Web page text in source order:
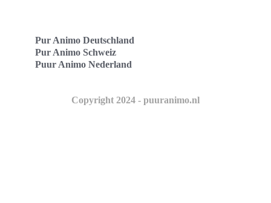
Pur Animo Deutschland
Pur Animo Schweiz
Puur Animo Nederland
Copyright 2024 - puuranimo.nl